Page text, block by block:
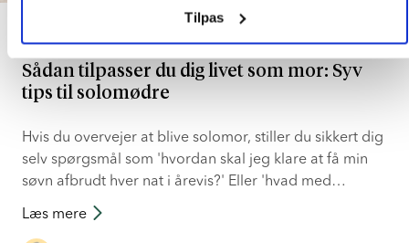
Tilpas
Sådan tilpasser du dig livet som mor: Syv
tips til solomødre
Hvis du overvejer at blive solomor, stiller du sikkert dig
selv spørgsmål som 'hvordan skal jeg klare at få min
søvn afbrudt hver nat i årevis?' Eller 'hvad med
mandlige forbilleder?' Her er vores gode råd til at
gøre livet som solomor så nemt som muligt.
Læs mere